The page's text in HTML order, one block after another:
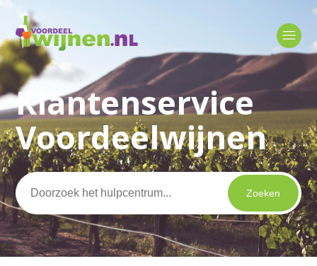
Zoeken
Klantenservice
Voordeelwijnen